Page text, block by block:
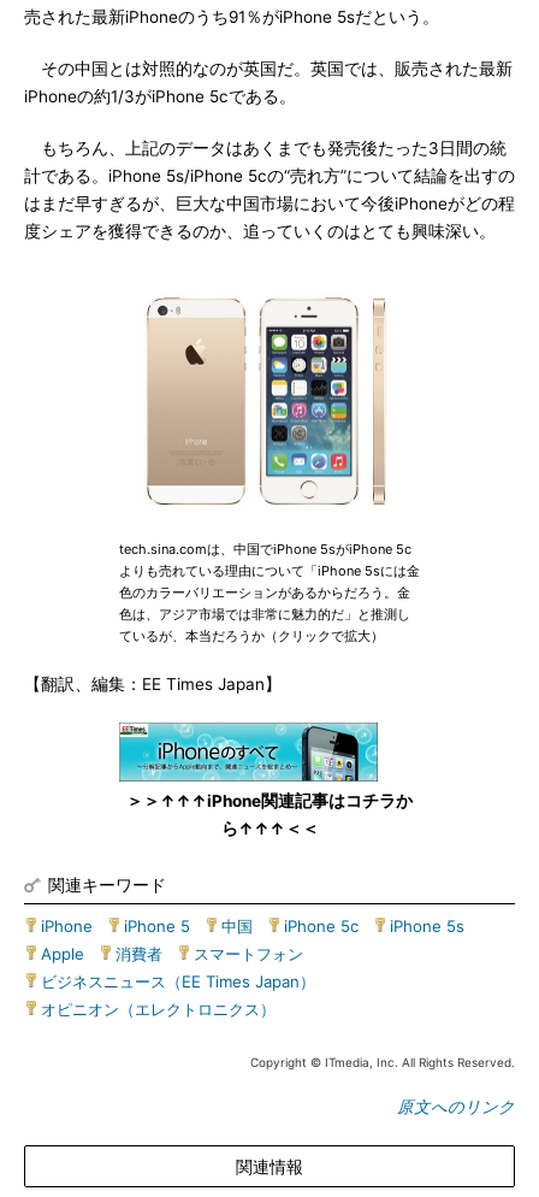
売された最新iPhoneのうち91％がiPhone 5sだという。
その中国とは対照的なのが英国だ。英国では、販売された最新
iPhoneの約1/3がiPhone 5cである。
もちろん、上記のデータはあくまでも発売後たった3日間の統
計である。iPhone 5s/iPhone 5cの“売れ方”について結論を出すの
はまだ早すぎるが、巨大な中国市場において今後iPhoneがどの程
度シェアを獲得できるのか、追っていくのはとても興味深い。
tech.sina.comは、中国でiPhone 5sがiPhone 5c
よりも売れている理由について「iPhone 5sには金
色のカラーバリエーションがあるからだろう。金
色は、アジア市場では非常に魅力的だ」と推測し
ているが、本当だろうか（クリックで拡大）
【翻訳、編集：EE Times Japan】
＞＞↑↑↑iPhone関連記事はコチラか
ら↑↑↑＜＜
関連キーワード
iPhone iPhone 5 中国 iPhone 5c iPhone 5s
Apple
消費者 スマートフォン
ビジネスニュース（EE Times Japan）
オピニオン（エレクトロニクス）
Copyright © ITmedia, Inc. All Rights Reserved.
原文へのリンク
関連情報